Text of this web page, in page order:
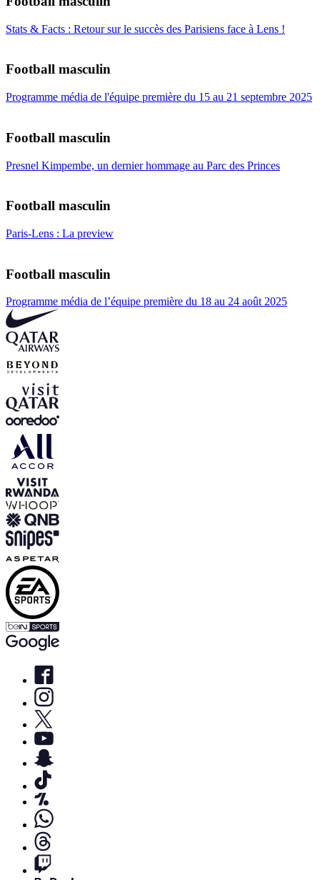
Stats & Facts : Retour sur le succès des Parisiens face à Lens !
Football masculin
Programme média de l'équipe première du 15 au 21 septembre 2025
Football masculin
Presnel Kimpembe, un dernier hommage au Parc des Princes
Football masculin
Paris-Lens : La preview
Football masculin
Programme média de l’équipe première du 18 au 24 août 2025